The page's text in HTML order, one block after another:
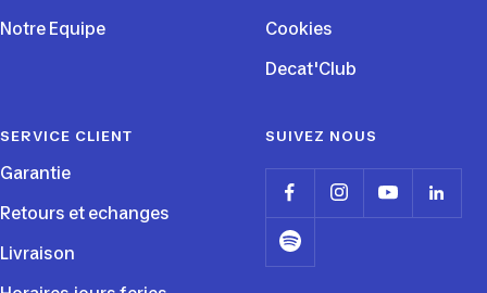
Notre Equipe
Cookies
Decat'Club
SERVICE CLIENT
Garantie
Retours et echanges
Livraison
SUIVEZ NOUS